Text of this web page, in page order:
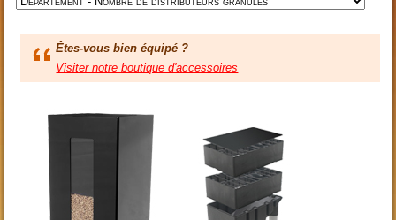
Êtes-vous bien équipé ?
Visiter notre boutique d'accessoires